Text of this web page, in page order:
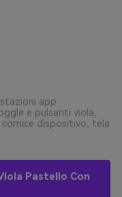
app
e pulsanti viola,
cornice dispositivo, tela
Pastello Con